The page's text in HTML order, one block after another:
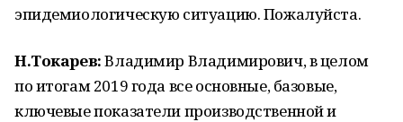
эпидемиологическую ситуацию. Пожалуйста.
Н.Токарев:Владимир Владимирович, в целом
по итогам 2019 года все основные, базовые,
ключевые показатели производственной и